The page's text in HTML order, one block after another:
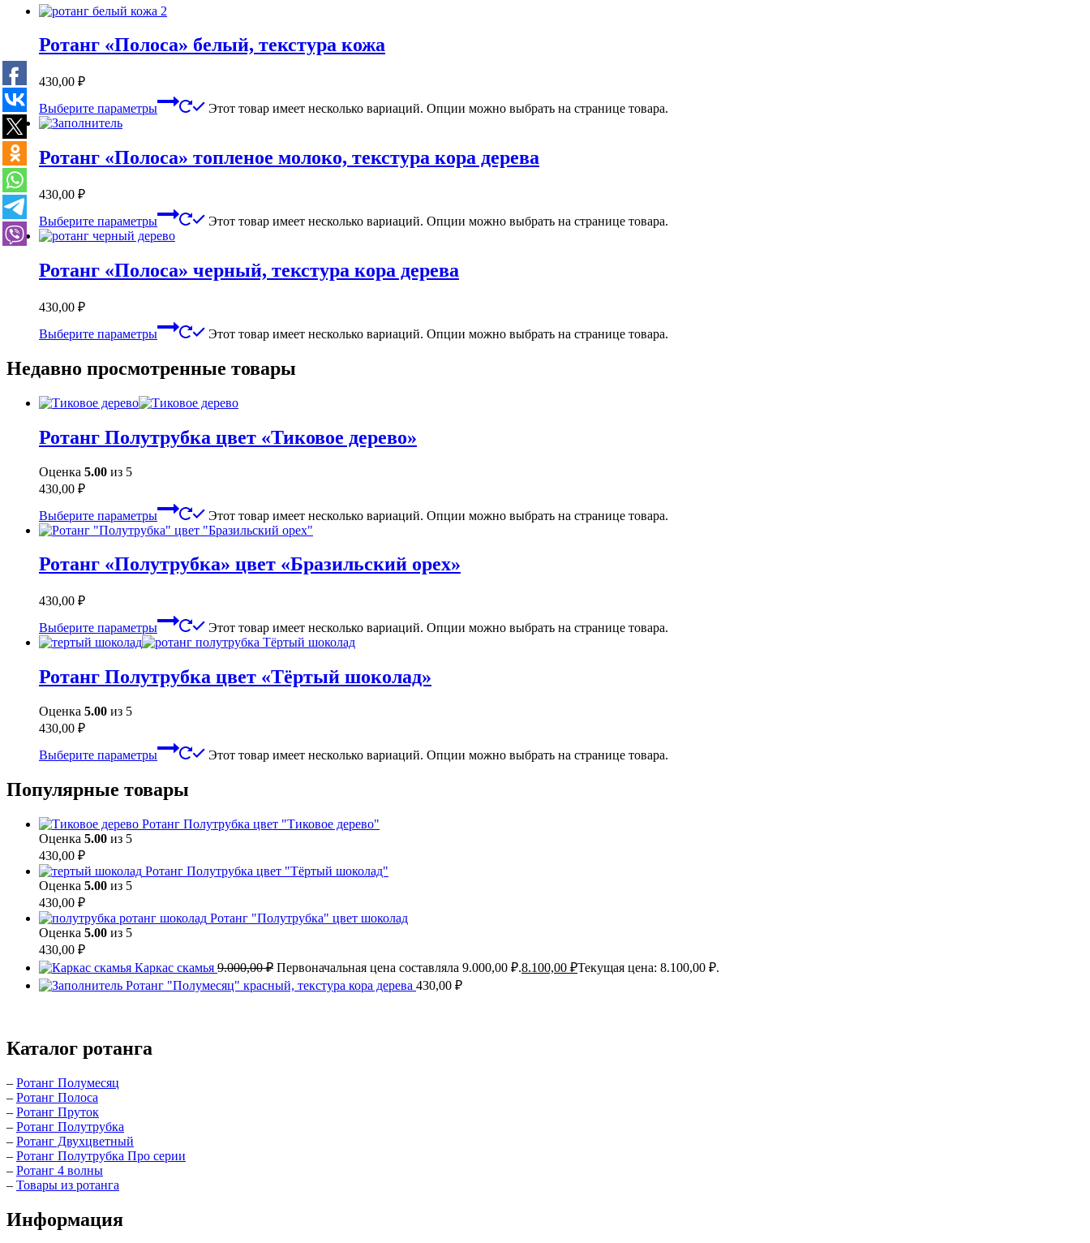
Ротанг «Полоса» белый, текстура кожа
430,00 ₽
Выберите параметры
Этот товар имеет несколько вариаций. Опции можно выбрать на странице товара.
Ротанг «Полоса» топленое молоко, текстура кора дерева
430,00 ₽
Выберите параметры
Этот товар имеет несколько вариаций. Опции можно выбрать на странице товара.
Ротанг «Полоса» черный, текстура кора дерева
430,00 ₽
Выберите параметры
Этот товар имеет несколько вариаций. Опции можно выбрать на странице товара.
Недавно просмотренные товары
Ротанг Полутрубка цвет «Тиковое дерево»
Оценка 5.00 из 5
430,00 ₽
Выберите параметры
Этот товар имеет несколько вариаций. Опции можно выбрать на странице товара.
Ротанг «Полутрубка» цвет «Бразильский орех»
430,00 ₽
Выберите параметры
Этот товар имеет несколько вариаций. Опции можно выбрать на странице товара.
Ротанг Полутрубка цвет «Тёртый шоколад»
Оценка 5.00 из 5
430,00 ₽
Выберите параметры
Этот товар имеет несколько вариаций. Опции можно выбрать на странице товара.
Популярные товары
Ротанг Полутрубка цвет "Тиковое дерево"
Оценка 5.00 из 5
430,00 ₽
Ротанг Полутрубка цвет "Тёртый шоколад"
Оценка 5.00 из 5
430,00 ₽
Ротанг "Полутрубка" цвет шоколад
Оценка 5.00 из 5
430,00 ₽
Каркас скамья 9.000,00₽ Первоначальная цена составляла 9.000,00 ₽.8.100,00 ₽Текущая цена: 8.100,00 ₽.
Ротанг "Полумесяц" красный, текстура кора дерева 430,00 ₽
Каталог ротанга
– Ротанг Полумесяц
– Ротанг Полоса
– Ротанг Пруток
– Ротанг Полутрубка
– Ротанг Двухцветный
– Ротанг Полутрубка Про серии
– Ротанг 4 волны
– Товары из ротанга
Информация